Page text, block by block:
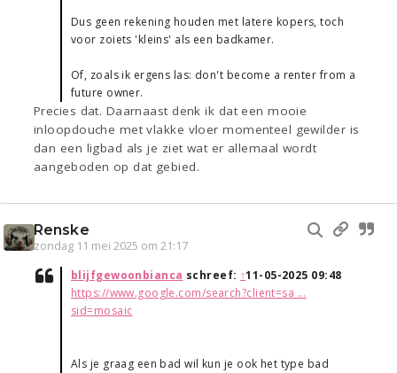
Dus geen rekening houden met latere kopers, toch
voor zoiets 'kleins' als een badkamer.
Of, zoals ik ergens las: don't become a renter from a
future owner.
Precies dat. Daarnaast denk ik dat een mooie
inloopdouche met vlakke vloer momenteel gewilder is
dan een ligbad als je ziet wat er allemaal wordt
aangeboden op dat gebied.
Renske
zondag 11 mei 2025 om 21:17
blijfgewoonbianca schreef: ↑11-05-2025 09:48
https://www.google.com/search?client=sa ...
sid=mosaic
Als je graag een bad wil kun je ook het type bad